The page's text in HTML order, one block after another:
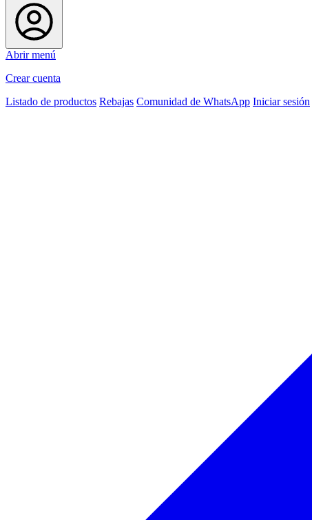
Abrir menú
Crear cuenta
Listado de productos Rebajas Comunidad de WhatsApp Iniciar sesión